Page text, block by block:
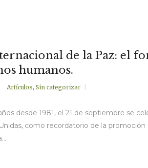
de la Paz: el
humanos.
Artículos, Sin categorizar
desde 1981, el 21 de septiembre se
como recordatorio de la